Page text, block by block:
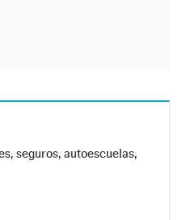
seguros, autoescuelas,